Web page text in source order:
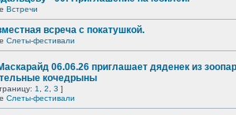
Встречи
всреча с покатушкой.
Слеты-фестивали
06.06.26 приглашает дяденек из
кочедрыны
1 2 3 ]
Слеты-фестивали